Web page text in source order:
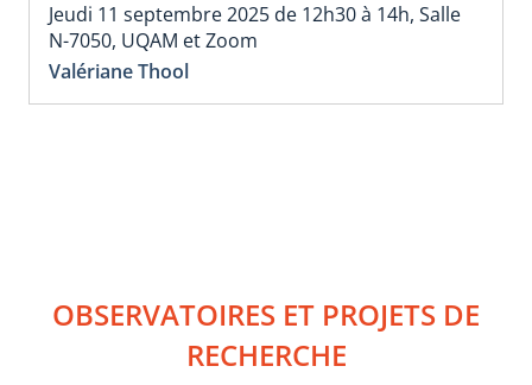
Jeudi 11 septembre 2025 de 12h30 à 14h, Salle
N-7050, UQAM et Zoom
Valériane Thool
OBSERVATOIRES ET PROJETS DE
RECHERCHE